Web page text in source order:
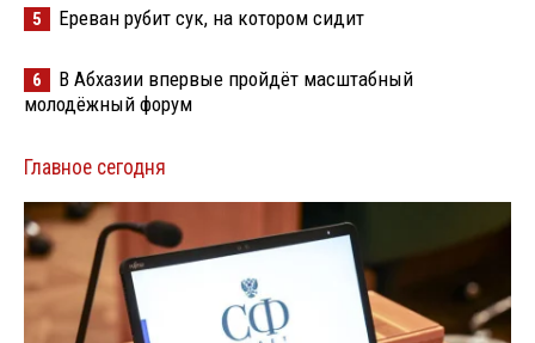
5 Ереван рубит сук, на котором сидит
6
В Абхазии впервые пройдёт масштабный
молодёжный форум
Главное сегодня